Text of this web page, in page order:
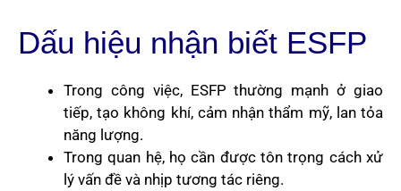
Dấu hiệu nhận biết ESFP
Trong công việc, ESFP thường mạnh ở giao
tiếp, tạo không khí, cảm nhận thẩm mỹ, lan tỏa
năng lượng.
Trong quan hệ, họ cần được tôn trọng cách xử
lý vấn đề và nhịp tương tác riêng.